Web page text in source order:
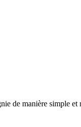
de manière simple et